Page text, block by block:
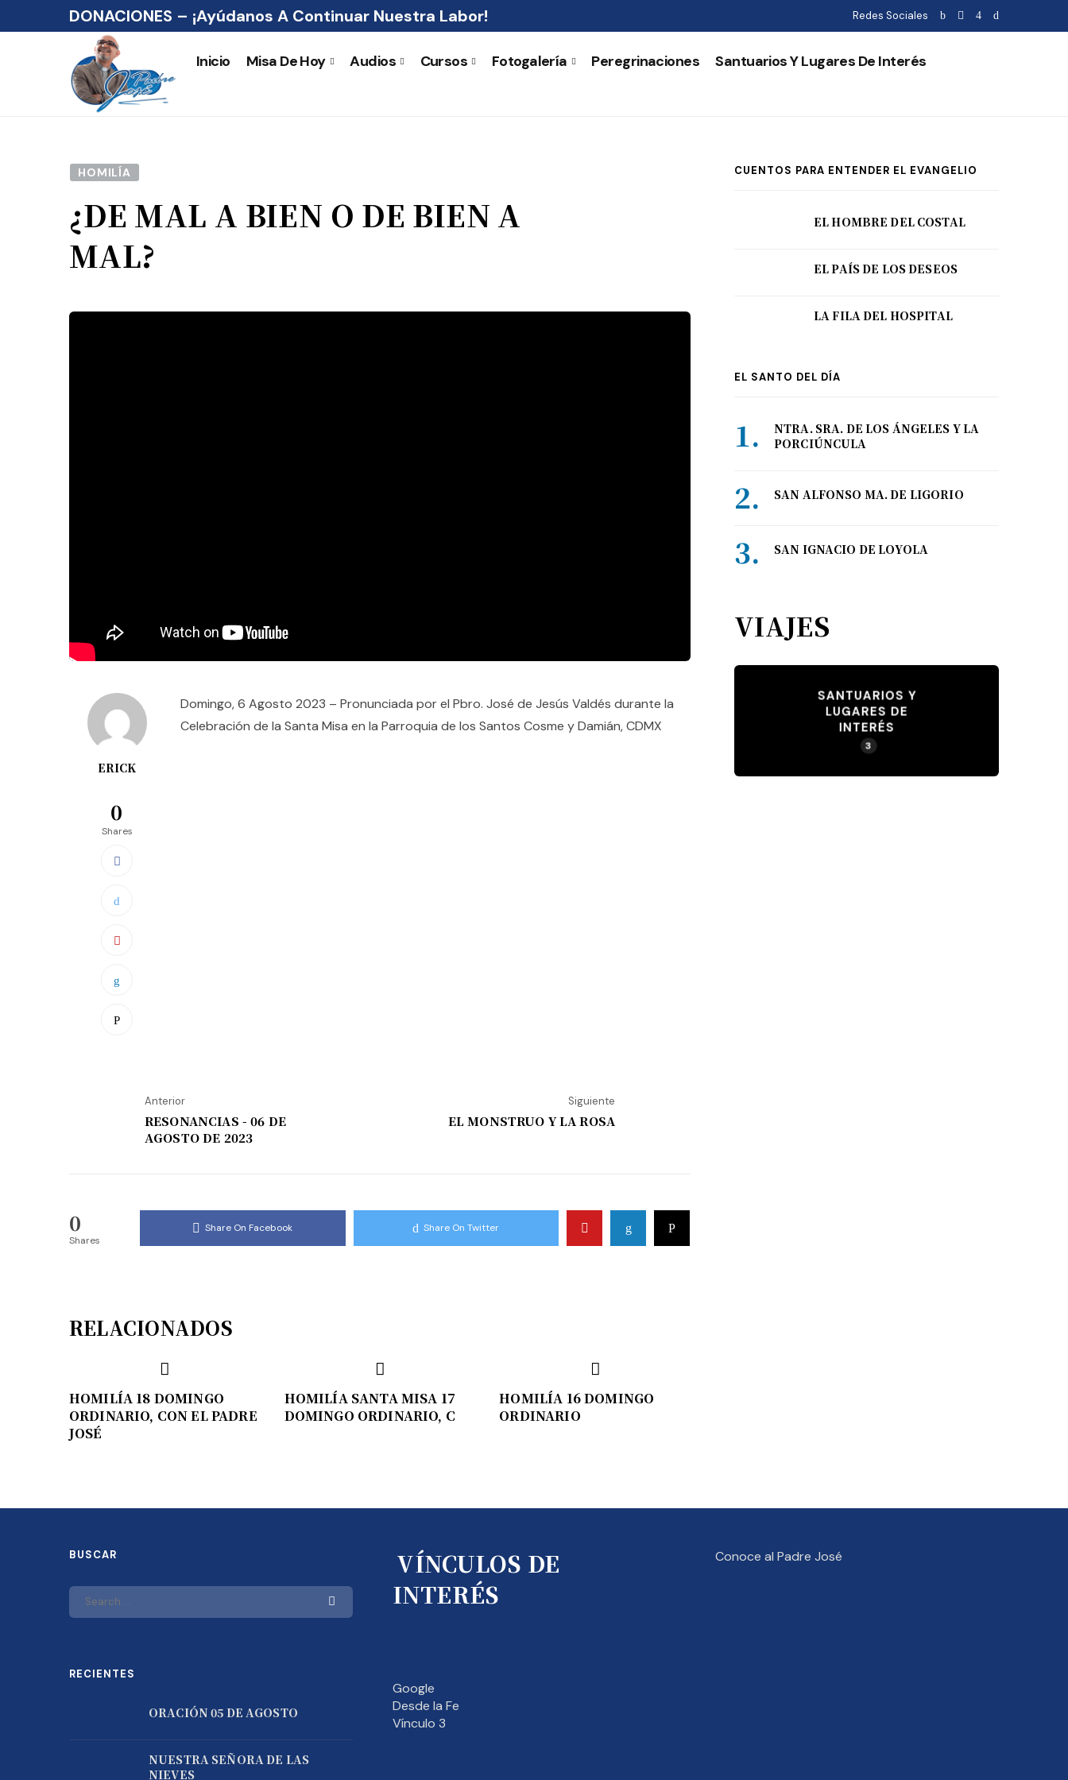
DONACIONES – ¡Ayúdanos A Continuar Nuestra Labor! Redes Sociales
Inicio Misa De Hoy Audios Cursos Fotogalería Peregrinaciones Santuarios Y Lugares De Interés
HOMILÍA
¿DE MAL A BIEN O DE BIEN A
MAL?
ERICK
0
Shares
Domingo, 6 Agosto 2023 – Pronunciada por el Pbro. José de Jesús Valdés durante la
Celebración de la Santa Misa en la Parroquia de los Santos Cosme y Damián, CDMX
Anterior
RESONANCIAS - 06 DE
AGOSTO DE 2023
Siguiente
EL MONSTRUO Y LA ROSA
0
Shares
Share On Facebook Share On Twitter
RELACIONADOS
HOMILÍA 18 DOMINGO
ORDINARIO, CON EL PADRE
JOSÉ
HOMILÍA SANTA MISA 17
DOMINGO ORDINARIO, C
HOMILÍA 16 DOMINGO
ORDINARIO
CUENTOS PARA ENTENDER EL EVANGELIO
EL HOMBRE DEL COSTAL
EL PAÍS DE LOS DESEOS
LA FILA DEL HOSPITAL
EL SANTO DEL DÍA
NTRA. SRA. DE LOS ÁNGELES Y LA
PORCIÚNCULA
SAN ALFONSO MA. DE LIGORIO
SAN IGNACIO DE LOYOLA
VIAJES
SANTUARIOS Y
LUGARES DE
INTERÉS
3
BUSCAR
RECIENTES
ORACIÓN 05 DE AGOSTO
NUESTRA SEÑORA DE LAS
NIEVES
VÍNCULOS DE
INTERÉS
Google
Desde la Fe
Vínculo 3
Conoce al Padre José